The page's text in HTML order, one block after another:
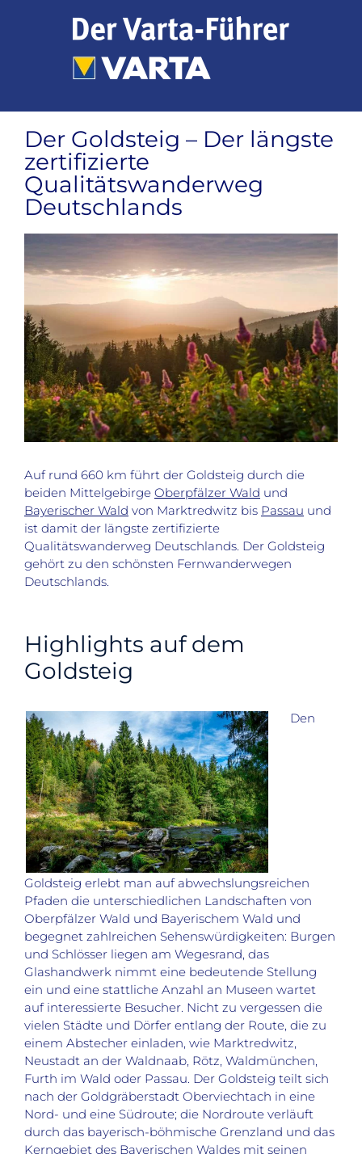
Der Goldsteig – Der längste
zertifizierte
Qualitätswanderweg
Deutschlands
grösseres
Bild
Auf rund 660 km führt der Goldsteig durch die
beiden Mittelgebirge Oberpfälzer Wald und
Bayerischer Wald von Marktredwitz bis Passau und
ist damit der längste zertifizierte
Qualitätswanderweg Deutschlands. Der Goldsteig
gehört zu den schönsten Fernwanderwegen
Deutschlands.
Highlights auf dem
Goldsteig
Den
Goldsteig erlebt man auf abwechslungsreichen
Pfaden die unterschiedlichen Landschaften von
Oberpfälzer Wald und Bayerischem Wald und
begegnet zahlreichen Sehenswürdigkeiten: Burgen
und Schlösser liegen am Wegesrand, das
Glashandwerk nimmt eine bedeutende Stellung
ein und eine stattliche Anzahl an Museen wartet
auf interessierte Besucher. Nicht zu vergessen die
vielen Städte und Dörfer entlang der Route, die zu
einem Abstecher einladen, wie Marktredwitz,
Neustadt an der Waldnaab, Rötz, Waldmünchen,
Furth im Wald oder Passau. Der Goldsteig teilt sich
nach der Goldgräberstadt Oberviechtach in eine
Nord- und eine Südroute; die Nordroute verläuft
durch das bayerisch-böhmische Grenzland und das
Kerngebiet des Bayerischen Waldes mit seinen